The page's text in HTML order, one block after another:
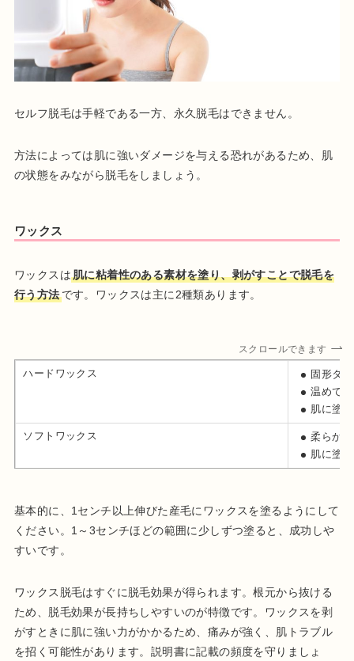
セルフ脱毛は手軽である一方、永久脱毛はできません。
方法によっては肌に強いダメージを与える恐れがあるため、肌
の状態をみながら脱毛をしましょう。
ワックス
ワックスは肌に粘着性のある素材を塗り、剥がすことで脱毛を
行う方法です。ワックスは主に2種類あります。
スクロールできます
ハードワックス
固形タ
温めて
肌に塗
ソフトワックス
柔らか
肌に塗
基本的に、1センチ以上伸びた産毛にワックスを塗るようにして
ください。1～3センチほどの範囲に少しずつ塗ると、成功しや
すいです。
ワックス脱毛はすぐに脱毛効果が得られます。根元から抜ける
ため、脱毛効果が長持ちしやすいのが特徴です。ワックスを剥
がすときに肌に強い力がかかるため、痛みが強く、肌トラブル
を招く可能性があります。説明書に記載の頻度を守りましょ